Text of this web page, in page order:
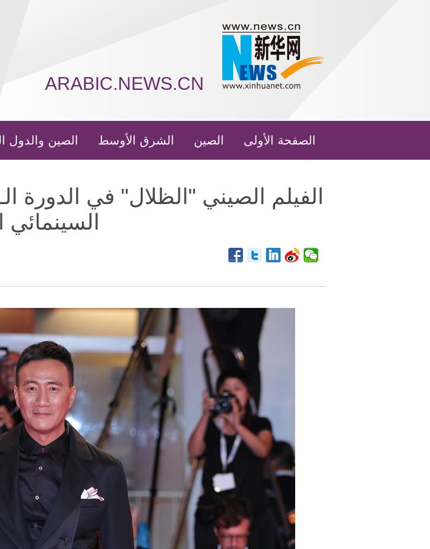
ARABIC.NEWS.CN
الصفحة الأولى الصين الشرق الأوسط الصين والدول
السينمائي